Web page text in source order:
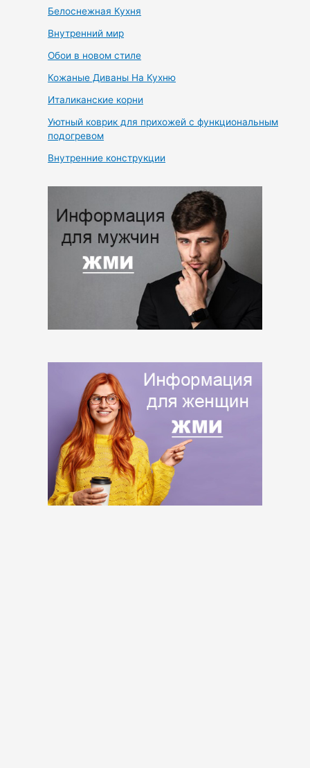
Белоснежная Кухня
Внутренний мир
Обои в новом стиле
Кожаные Диваны На Кухню
Италиканские корни
Уютный коврик для прихожей с функциональным
подогревом
Внутренние конструкции